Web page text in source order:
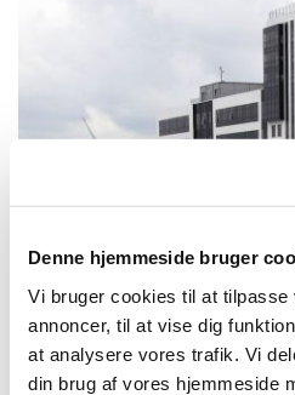
Denne hjemmeside bruger
Vi bruger cookies til at tilpasse
annoncer, til at vise dig
at analysere vores trafik. Vi
din brug af vores hjemmeside